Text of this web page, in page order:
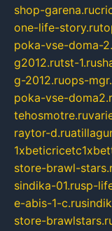
shop-garena.ru
one-life-story.ru
poka-vse-doma-
g2012.rutst-1.ru
g-2012.ruops-
poka-vse-
tehosmotre.ru
raytor-d.ru
store-brawl-
sindika-01.rusp-
e-abis-1-c.ru
store-